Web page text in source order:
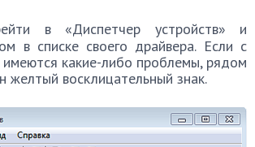
в «Диспетчер устройств» и
в списке своего драйвера. Если с
какие-либо проблемы, рядом
желтый восклицательный знак.